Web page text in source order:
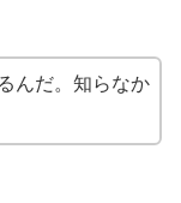
んだ。知らなか